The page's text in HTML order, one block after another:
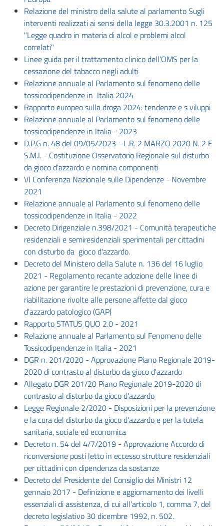
Relazione del ministro della salute al parlamento Sugli
interventi realizzati ai sensi della legge 30.3.2001 n. 125
"Legge quadro in materia di alcol e problemi alcol
correlati"
Linee guida per il trattamento clinico dell’OMS per la
cessazione del tabacco negli adulti
Relazione annuale al Parlamento sul fenomeno delle
tossicodipendenze in Italia 2024
Rapporto europeo sulla droga 2024: tendenze e s viluppi
Relazione annuale al Parlamento sul fenomeno delle
tossicodipendenze in Italia - 2023
D.P.G n. 48 del 09/05/2023 - L.R. 2 MARZO 2020 N. 2 E
S.M.I. - Costituzione Osservatorio Regionale sul disturbo
da gioco d'azzardo e nomina componenti
VI Conferenza Nazionale sulle Dipendenze - Novembre
2021
Relazione annuale al Parlamento sul fenomeno delle
tossicodipendenze in Italia - 2022
Decreto Dirigenziale n.398/2021 - Comunità terapeutiche
residenziali e semiresidenziali sperimentali per cittadini
con disturbo da gioco d'azzardo.
Decreto del Ministero della Salute n. 136 del 16 luglio
2021 - Regolamento recante adozione delle linee di
azione per garantire le prestazioni di prevenzione, cura e
riabilitazione rivolte alle persone affette dal gioco
d'azzardo patologico (GAP)
Rapporto STATUS QUO 2.0 - 2021
Relazione annuale al Parlamento sul Fenomeno delle
Tossicodipendenze in Italia - 2021
DGR n. 201/2020 - Approvazione Piano Regionale 2019-
2020 di contrasto al disturbo da gioco d'azzardo
Allegato DGR 201/20 Piano Regionale 2019-2020 di
contrasto al disturbo da gioco d'azzardo
Legge Regionale 2/2020 - Disposizioni per la prevenzione
e la cura del disturbo da gioco d’azzardo e per la tutela
sanitaria, sociale ed economica
Decreto n. 54 del 4/7/2019 - Approvazione Accordo di
riconversione posti letto in eccesso strutture residenziali
per cittadini con dipendenza da sostanze
Decreto del Presidente del Consiglio dei Ministri 12
gennaio 2017 - Definizione e aggiornamento dei livelli
essenziali di assistenza, di cui all'articolo 1, comma 7, del
decreto legislativo 30 dicembre 1992, n. 502.